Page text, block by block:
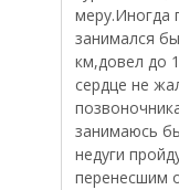
меру.Иногда
занимался
км,довел до
сердце не
занимаюсь
недуги
перенесшим